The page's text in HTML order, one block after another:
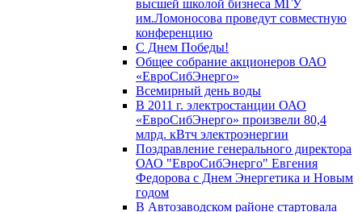
высшей школой бизнеса МГУ
им.Ломоносова проведут совместную
конференцию
С Днем Победы!
Общее собрание акционеров ОАО
«ЕвроСибЭнерго»
Всемирный день воды
В 2011 г. электростанции ОАО
«ЕвроСибЭнерго» произвели 80,4
млрд. кВтч электроэнергии
Поздравление генерального директора
ОАО "ЕвроСибЭнерго" Евгения
Федорова с Днем Энергетика и Новым
годом
В Автозаводском районе стартовала